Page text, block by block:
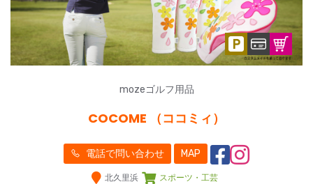
mozeゴルフ用品
COCOME （ココミィ）
電話で問い合わせ MAP
北久里浜 スポーツ・工芸